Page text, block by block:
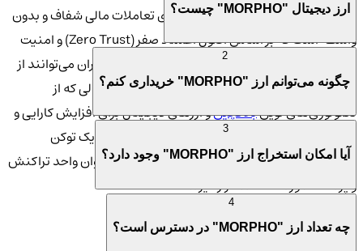
هدف اصلیمورفو لبزایجاد بستری برای تعاملات مالی شفاف و بدون
واسطه است که بر اساس اصول اعتماد صفر (Zero Trust) و امنیت
بالا بنا شده باشد. با استفاده از این ارز دیجیتال، کاربران می‌توانند از
مزایای سیستم‌های مالی سنتی بهره‌مند شوند در حالی که از
تکنولوژی‌های نوینبلاکچینو ارزهای دیجیتال برای افزایش کارایی و
کاهش هزینه‌ها استفاده می‌کنند. این ارز به عنوان یک توکن
کاربردی، می‌تواند در پلتفرم‌های مختلف DeFi به عنوان واحد تراکنش
و پرداخت مورد استفاده قرار گیرد.
🌍 پلتفرم‌های همکاری کننده با ارز MORPHO
ارز دیجیتال "MORPHO" چیست؟
چگونه می‌توانم ارز "MORPHO" خریداری کنم؟
آیا امکان استخراج ارز "MORPHO" وجود دارد؟
چه تعداد ارز "MORPHO" در دسترس است؟